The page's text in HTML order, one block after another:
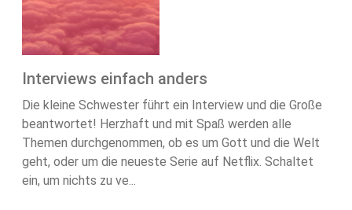
Interviews einfach anders
Die kleine Schwester führt ein Interview und die Große
beantwortet! Herzhaft und mit Spaß werden alle
Themen durchgenommen, ob es um Gott und die Welt
geht, oder um die neueste Serie auf Netflix. Schaltet
ein, um nichts zu ve...